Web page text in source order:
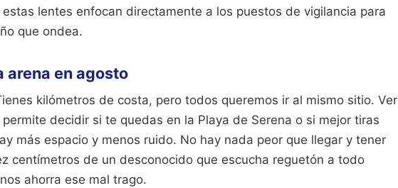
lentes enfocan directamente a los puestos de vigilancia para
que ondea.
arena en agosto
kilómetros de costa, pero todos queremos ir al mismo sitio. Ver
decidir si te quedas en la Playa de Serena o si mejor tiras
más espacio y menos ruido. No hay nada peor que llegar y tener
centímetros de un desconocido que escucha reguetón a todo
ahorra ese mal trago.